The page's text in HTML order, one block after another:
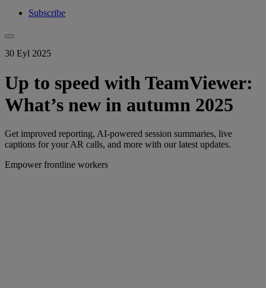
Subscribe
30 Eyl 2025
Up to speed with TeamViewer:
What’s new in autumn 2025
Get improved reporting, AI-powered session summaries, live
captions for your AR calls, and more with our latest updates.
Empower frontline workers